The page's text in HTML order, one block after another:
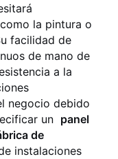
la pintura o
facilidad de
de mano de
a la
negocio debido
un panel
de
instalaciones